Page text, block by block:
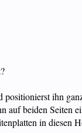
ihn
auf beiden Seiten
in diesen